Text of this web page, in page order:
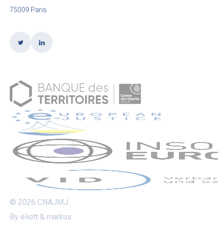
75009 Paris
© 2026 CNAJMJ
By eliott & markus